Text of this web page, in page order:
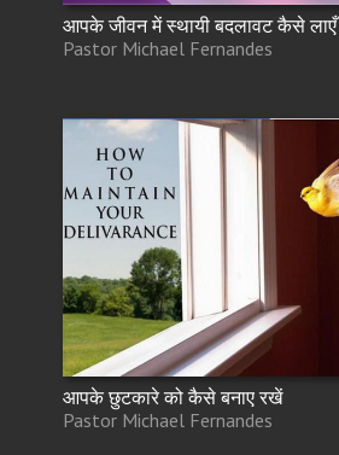
आपके जीवन में स्थायी बदलावट कैसे लाएँ
Pastor Michael Fernandes
आपके छुटकारे को कैसे बनाए रखें
Pastor Michael Fernandes